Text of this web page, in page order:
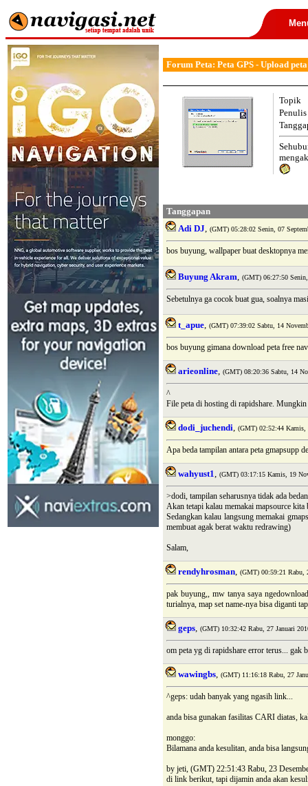
Forum Peta: Peta GPS - Upload
Topik
Penulis
Tanggapan
Adi DJ, (GMT) 05:28:02 Senin, 07
bos buyung, wallpaper buat desktopnya
Buyung Akram, (GMT) 06:27:50
Sebetulnya ga cocok buat gua, soalnya
t_apue, (GMT) 07:39:02 Sabtu, 14
bos buyung gimana download peta free
arieonline, (GMT) 08:20:36 Sabtu, 14
^
File peta di hosting di rapidshare.
dodi_juchendi, (GMT) 02:52:44 Kamis,
Apa beda tampilan antara peta gmapsupp
wahyust1, (GMT) 03:17:15 Kamis, 19
>dodi, tampilan seharusnya tidak ada
Akan tetapi kalau memakai mapsource
Sedangkan kalau langsung memakai
membuat agak berat waktu redrawing)
Salam,
rendyhrosman, (GMT) 00:59:21 Rabu,
pak buyung,, mw tanya saya
turialnya, map set name-nya bisa diganti
geps, (GMT) 10:32:42 Rabu, 27 Januari
om peta yg di rapidshare error terus... gak
wawingbs, (GMT) 11:16:18 Rabu, 27
^geps: udah banyak yang ngasih link...
anda bisa gunakan fasilitas CARI diatas,
monggo:
Bilamana anda kesulitan, anda bisa
by jeti, (GMT) 22:51:43 Rabu, 23
di link berikut, tapi dijamin anda akan